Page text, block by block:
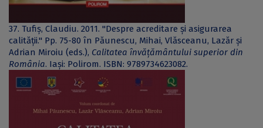
37. Tufiș, Claudiu. 2011. "Despre acreditare și asigurarea
calității." Pp. 75-80 în Păunescu, Mihai, Vlăsceanu, Lazăr și
Adrian Miroiu (eds.), Calitatea învățământului superior din
România. Iași: Polirom. ISBN: 9789734623082.